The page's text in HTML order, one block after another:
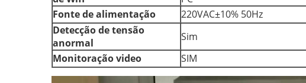
Fonte de alimentação
220VAC±10% 50Hz
Detecção de tensão
anormal
Sim
Monitoração video
SIM